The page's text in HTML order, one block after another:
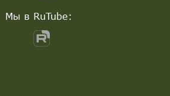
Мы в RuTube: